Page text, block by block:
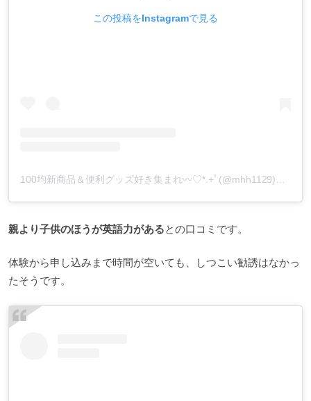
この投稿をInstagramで見る
親より子供のほうが英語力があるとの口コミです。
体験から申し込みまで時間が空いても、しつこい勧誘はなかっ
たそうです。